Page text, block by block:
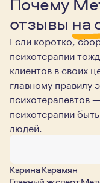
отзывы на
Если коротко,
психотерапии
клиентов в своих
главному правилу
психотерапевтов
психотерапии
людей.
Карина Карамян